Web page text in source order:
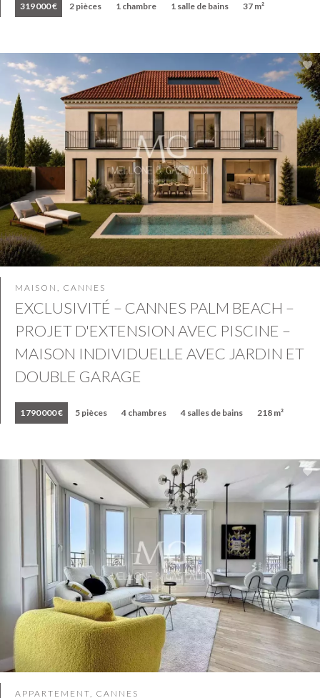
319 000 € 2 pièces 1 chambre 1 salle de bains 37 m²
MAISON, CANNES
EXCLUSIVITÉ – CANNES PALM BEACH –
PROJET D'EXTENSION AVEC PISCINE –
MAISON INDIVIDUELLE AVEC JARDIN ET
DOUBLE GARAGE
1 790 000 € 5 pièces 4 chambres 4 salles de bains 218 m²
APPARTEMENT, CANNES